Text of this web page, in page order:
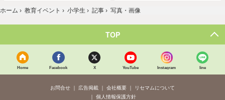
ホーム › 教育イベント › 小学生 › 記事 › 写真・画像
TOP
Home Facebook X YouTube Instagram line
お問合せ 広告掲載 会社概要
リセマムについて
個人情報保護方針